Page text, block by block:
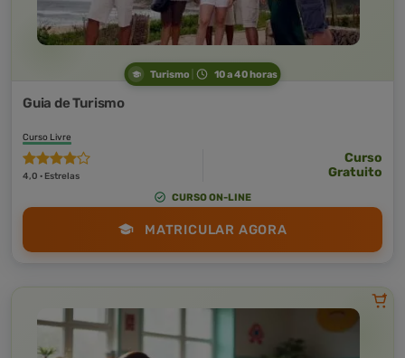
Turismo 10 a 40 horas
Guia de Turismo
Curso Livre
4,0 · Estrelas
Curso
Gratuito
CURSO ON-LINE
MATRICULAR AGORA